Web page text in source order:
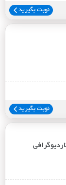
نوبت بگیرید
نوبت بگیرید